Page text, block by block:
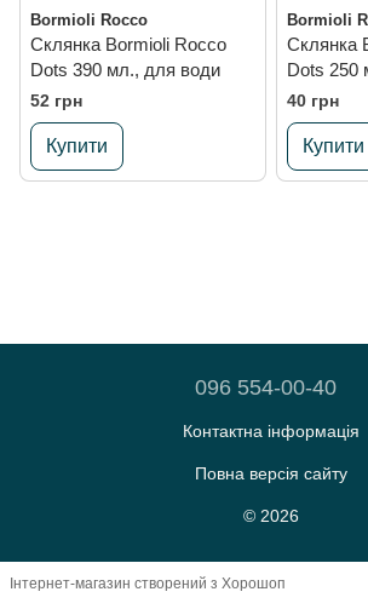
Bormioli Rocco
Склянка Bormioli Rocco
Dots 390 мл., для води
52 грн
Купити
Bormioli
Склянка
Dots 250
40 грн
Купити
096 554-00-40
Контактна інформація
Повна версія сайту
© 2026
Інтернет-магазин створений з Хорошоп